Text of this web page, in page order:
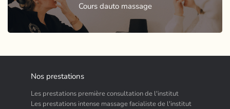
Cours dauto massage
Nos prestations
Les prestations première consultation de l'institut
Les prestations intense massage facialiste de l'institut